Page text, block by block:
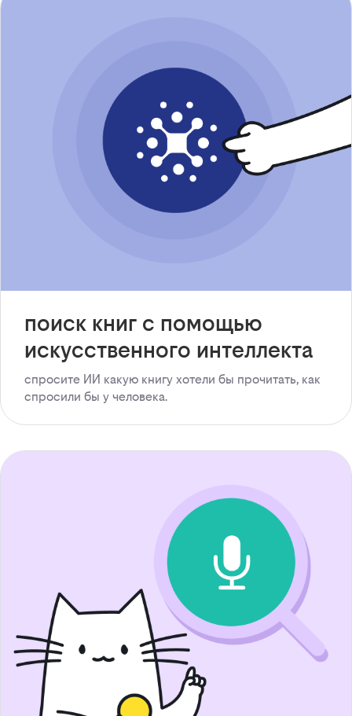
поиск книг с помощью
искусственного интеллекта
спросите ИИ какую книгу хотели бы прочитать, как
спросили бы у человека.